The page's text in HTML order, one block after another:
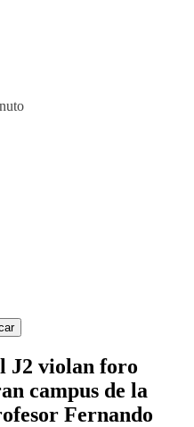
J2 violan foro
campus de la
Fernando